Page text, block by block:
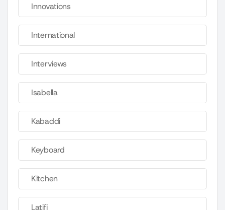
Innovations
International
Interviews
Isabella
Kabaddi
Keyboard
Kitchen
Latifi